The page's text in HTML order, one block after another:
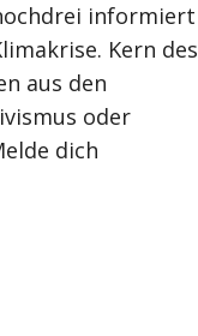
informiert
Kern des
aus den
oder
dich